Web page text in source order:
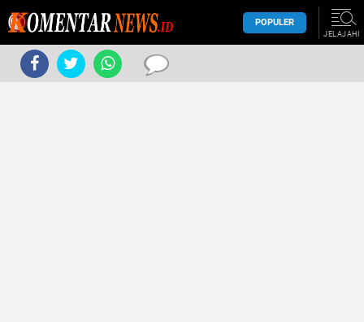
POPULER
JELAJAHI